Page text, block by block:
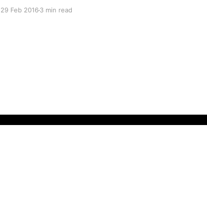
29 Feb 20163 min read